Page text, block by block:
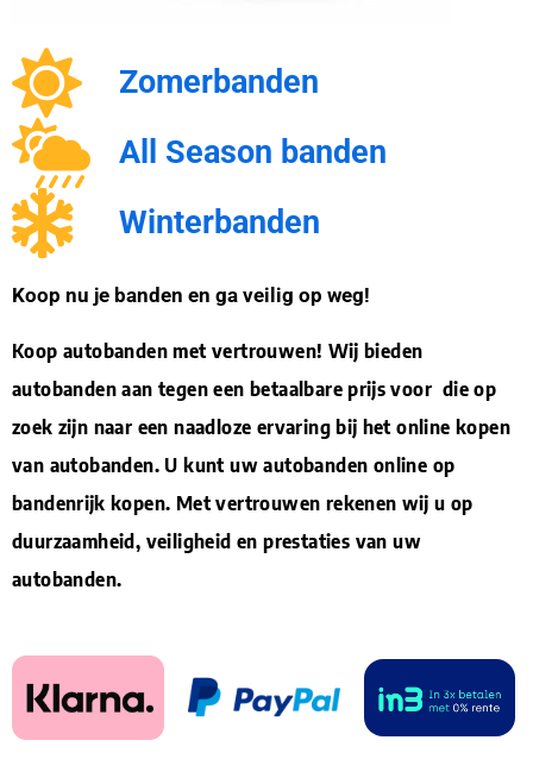
Zomerbanden
All Season banden
Winterbanden
Koop nu je banden en ga veilig op weg!
Koop autobanden met vertrouwen! Wij bieden
autobanden aan tegen een betaalbare prijs voor die op
zoek zijn naar een naadloze ervaring bij het online kopen
van autobanden. U kunt uw autobanden online op
bandenrijk kopen. Met vertrouwen rekenen wij u op
duurzaamheid, veiligheid en prestaties van uw
autobanden.